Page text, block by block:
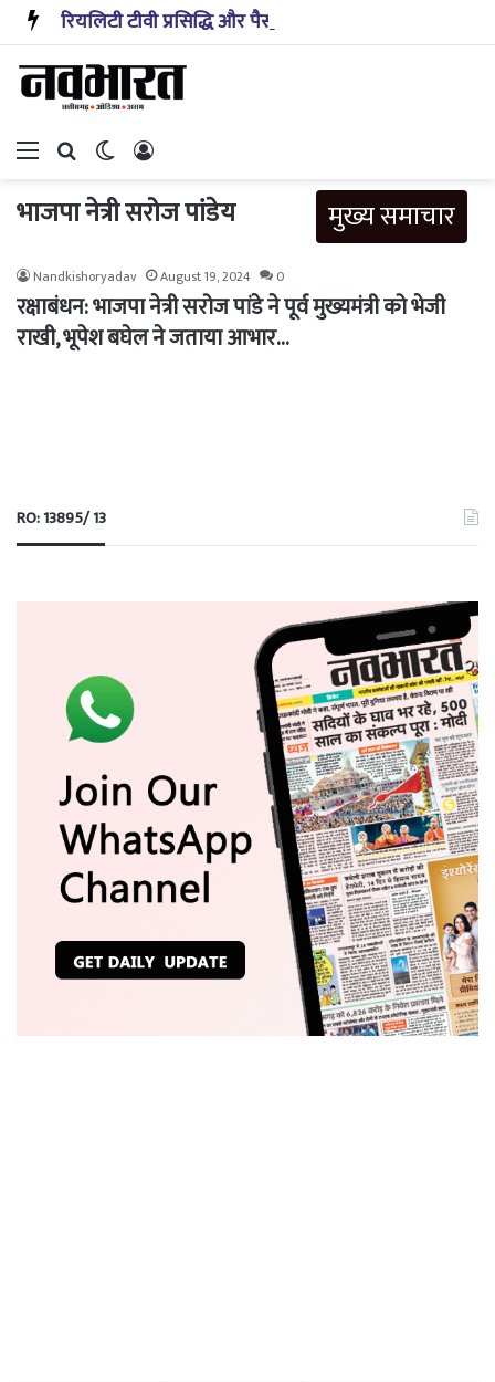
Menu Search forSwitch skin
भाजपा नेत्री सरोज पांडेय मुख्य समाचार
Nandkishoryadav August 19, 2024 0
रक्षाबंधन: भाजपा नेत्री सरोज पांडे ने पूर्व मुख्यमंत्री को भेजी
राखी, भूपेश बघेल ने जताया आभार…
RO: 13895/ 13